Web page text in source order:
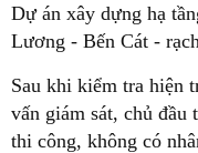
Dự án xây dựng hạ
Lương - Bến Cát -
Sau khi kiểm tra hiện
vấn giám sát, chủ đầu
thi công, không có